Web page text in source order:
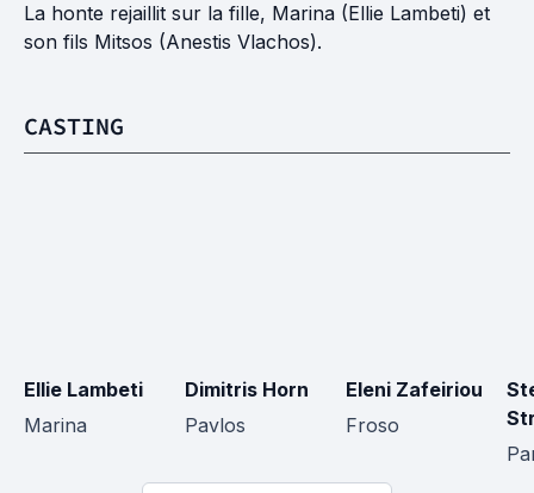
La honte rejaillit sur la fille, Marina (Ellie Lambeti) et
son fils Mitsos (Anestis Vlachos).
CASTING
Ellie Lambeti
Marina
Dimitris Horn
Pavlos
Eleni Zafeiriou
Froso